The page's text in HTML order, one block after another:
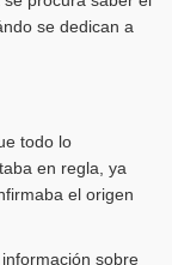
se dedican a
todo lo
en regla, ya
el origen
sobre